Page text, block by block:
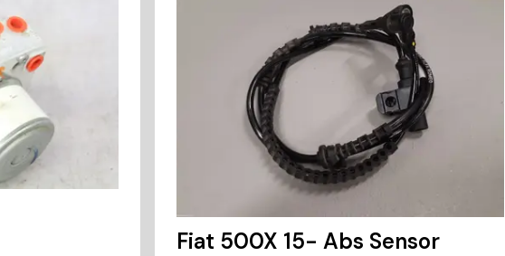
Fiat 500X 15- Abs Sensor